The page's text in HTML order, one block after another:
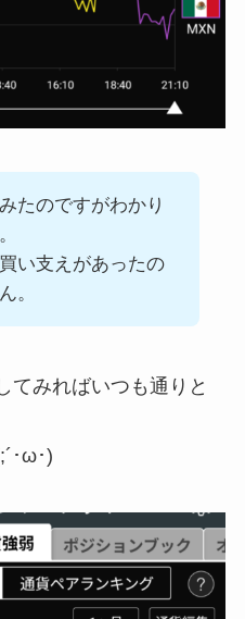
たのですがわかり
い支えがあったの
。
てみればいつも通りと
･ω･)